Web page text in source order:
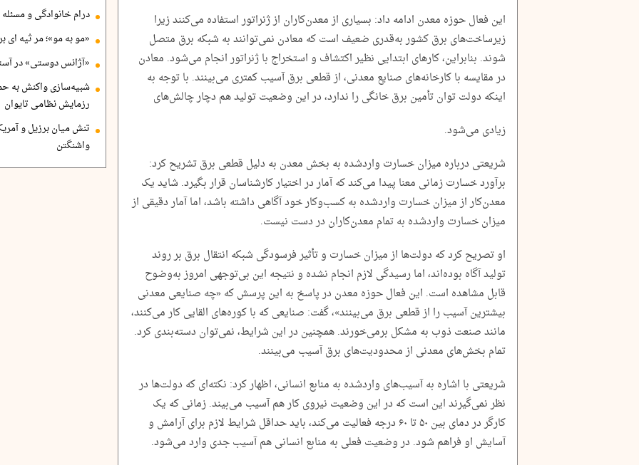
این فعال حوزه معدن ادامه داد: بسیاری از معدن‌کاران از ژنراتور استفاده می‌کنند زیرا
زیرساخت‌های برق کشور به‌قدری ضعیف است که معادن نمی‌توانند به شبکه برق متصل
شوند. بنابراین، کارهای ابتدایی نظیر اکتشاف و‌ استخراج با ژنراتور انجام می‌شود. معادن
در مقایسه با کارخانه‌های صنایع معدنی، از قطعی برق آسیب کمتری می‌بینند. با توجه به
اینکه دولت توان تأمین برق خانگی را ندارد، در این‌ وضعیت تولید هم دچار چالش‌های
زیادی می‌شود.
شریعتی درباره میزان خسارت واردشده به بخش معدن به ‌دلیل قطعی برق تشریح کرد:
برآورد خسارت زمانی معنا پیدا می‌کند که آمار در اختیار کارشناسان‌ قرار بگیرد. شاید یک
معدن‌کار از میزان خسارت وارد‌شده به کسب‌وکار خود آگاهی داشته باشد، اما آمار دقیقی از
میزان خسارت وارد‌شده به تمام معدن‌کاران در دست نیست.
او تصریح کرد که دولت‌ها از میزان خسارت و تأثیر فرسودگی شبکه انتقال برق بر روند
تولید آگاه بوده‌اند، اما رسیدگی لازم انجام نشده و نتیجه این بی‌توجهی امروز به‌وضوح
قابل مشاهده است. این فعال حوزه معدن در پاسخ به این پرسش که «چه صنایعی معدنی
بیشترین آسیب را از قطعی برق می‌بینند»، گفت: صنایعی که با کوره‌های القایی کار می‌کنند،
مانند صنعت ذوب به مشکل برمی‌خورند. همچنین در این شرایط، نمی‌توان دسته‌بندی کرد.
تمام بخش‌های معدنی از محدودیت‌های برق آسیب می‌بینند.
شریعتی با اشاره به آسیب‌های واردشده به منابع انسانی، اظهار کرد: نکته‌ای که دولت‌ها در
نظر نمی‌گیرند این است که در این وضعیت نیروی کار هم آسیب می‌بیند. زمانی که یک
کارگر در دمای بین ۵۰ تا ۶۰ درجه فعالیت می‌کند، باید حداقل شرایط لازم برای آرامش و
آسایش او فراهم شود. در وضعیت فعلی به منابع انسانی هم آسیب جدی وارد می‌شود.
درام خانوادگی و
«مو به مو»؛ مر ثیه
«آژانس دوستی» در
شبیه‌سازی واکنش به
رزمایش نظامی تایوان
تنش میان برزیل و
واشنگتن